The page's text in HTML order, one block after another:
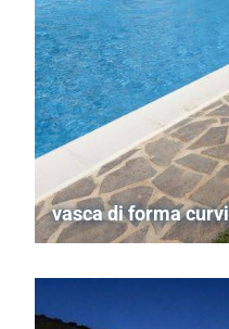
vasca di forma
Piscina a skimmer con